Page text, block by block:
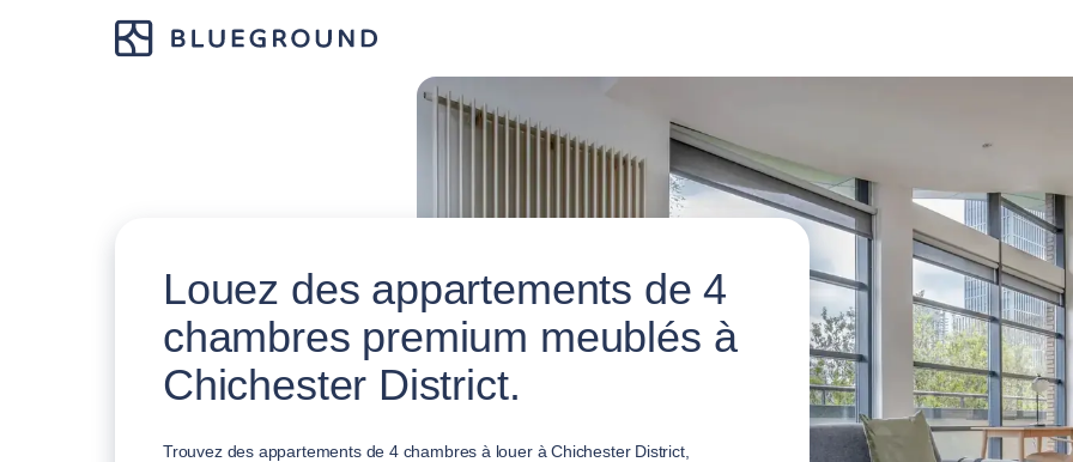
Louez des appartements de 4
chambres premium meublés à
Chichester District.
Trouvez des appartements de 4 chambres à louer à Chichester District,